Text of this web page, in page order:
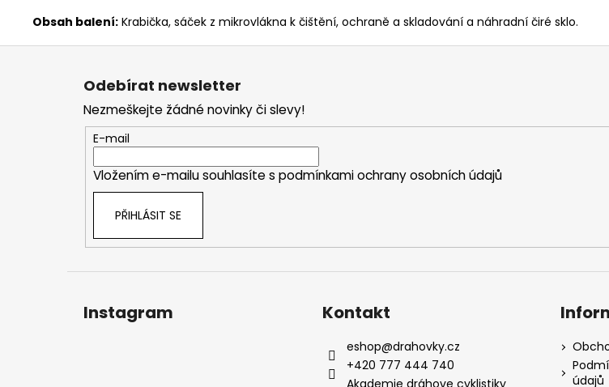
Obsah balení: Krabička, sáček z mikrovlákna k čištění, ochraně a skladování a náhradní čiré sklo.
Z
Odebírat newsletter
Nezmeškejte žádné novinky či slevy!
E-mail
Vložením e-mailu souhlasíte s podmínkami ochrany osobních údajů
PŘIHLÁSIT SE
Instagram Kontakt
eshop@drahovky.cz
+420 777 444 740
údajů